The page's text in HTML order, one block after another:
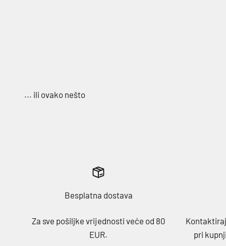
Besplatna dostava
Za sve pošiljke vrijednosti veće od 80
EUR.
pri